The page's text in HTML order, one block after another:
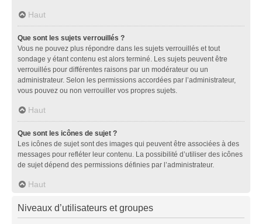
Haut
Que sont les sujets verrouillés ?
Vous ne pouvez plus répondre dans les sujets verrouillés et tout
sondage y étant contenu est alors terminé. Les sujets peuvent être
verrouillés pour différentes raisons par un modérateur ou un
administrateur. Selon les permissions accordées par l’administrateur,
vous pouvez ou non verrouiller vos propres sujets.
Haut
Que sont les icônes de sujet ?
Les icônes de sujet sont des images qui peuvent être associées à des
messages pour refléter leur contenu. La possibilité d’utiliser des icônes
de sujet dépend des permissions définies par l’administrateur.
Haut
Niveaux d’utilisateurs et groupes